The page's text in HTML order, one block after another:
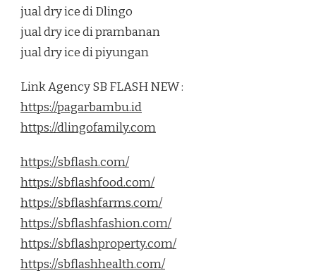
jual dry ice di Dlingo
jual dry ice di prambanan
jual dry ice di piyungan
Link Agency SB FLASH NEW :
https://pagarbambu.id
https://dlingofamily.com
https://sbflash.com/
https://sbflashfood.com/
https://sbflashfarms.com/
https://sbflashfashion.com/
https://sbflashproperty.com/
https://sbflashhealth.com/